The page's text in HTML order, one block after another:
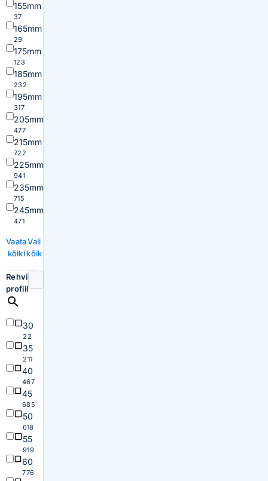
155mm
37
165mm
29
175mm
123
185mm
232
195mm
317
205mm
477
215mm
722
225mm
941
235mm
715
245mm
471
Vaata
kõiki
Vali
kõik
Rehvi
profiil
30
22
35
211
40
467
45
685
50
618
55
919
60
776